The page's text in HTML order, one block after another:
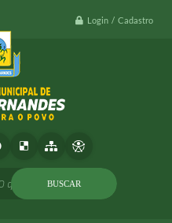
Login / Cadastro